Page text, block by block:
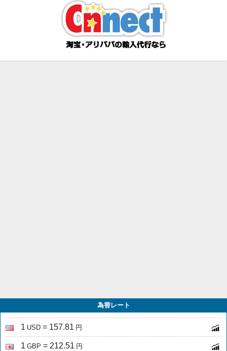
為替レート
1 USD = 157.81 円
1 GBP = 212.51 円